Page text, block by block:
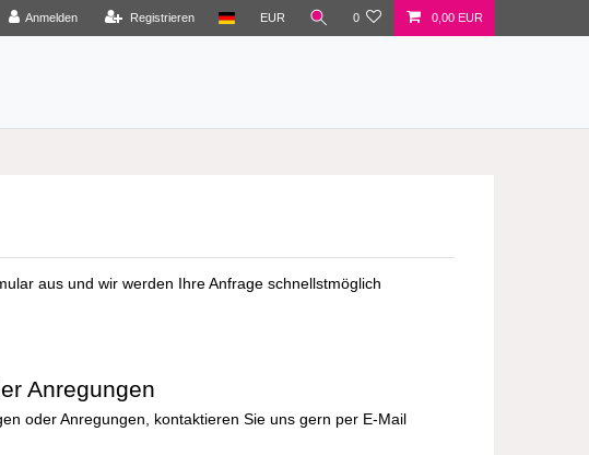
Anmelden Registrieren EUR 0 0,00 EUR
aus und wir werden Ihre Anfrage schnellstmöglich
Anregungen
oder Anregungen, kontaktieren Sie uns gern per E-Mail